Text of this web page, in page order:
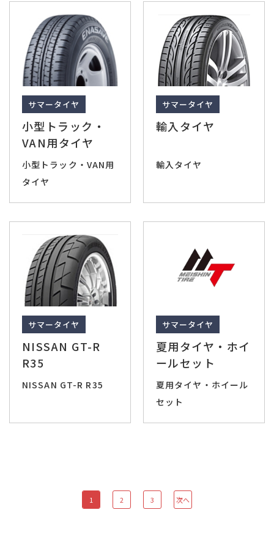
サマータイヤ
小型トラック・
VAN用タイヤ
小型トラック・VAN用
タイヤ
サマータイヤ
輸入タイヤ
輸入タイヤ
サマータイヤ
NISSAN GT-R
R35
NISSAN GT-R R35
サマータイヤ
夏用タイヤ・ホイ
ールセット
夏用タイヤ・ホイール
セット
1 2 3 次へ